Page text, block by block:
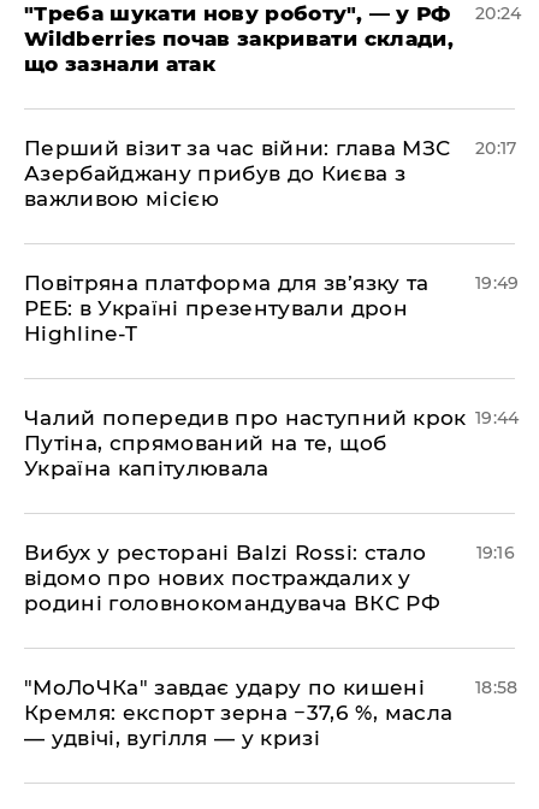
​"Треба шукати нову роботу", — у РФ
Wildberries почав закривати склади,
що зазнали атак
20:24
​Перший візит за час війни: глава МЗС
Азербайджану прибув до Києва з
важливою місією
20:17
​Повітряна платформа для зв’язку та
РЕБ: в Україні презентували дрон
Highline-T
19:49
​Чалий попередив про наступний крок
Путіна, спрямований на те, щоб
Україна капітулювала
19:44
​Вибух у ресторані Balzi Rossi: стало
відомо про нових постраждалих у
родині головнокомандувача ВКС РФ
19:16
​"МоЛоЧКа" завдає удару по кишені
Кремля: експорт зерна −37,6 %, масла
— удвічі, вугілля — у кризі
18:58